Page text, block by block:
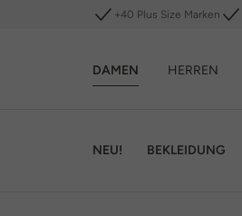
+40 Plus Size Marken
DAMEN HERREN
NEU! BEKLEIDUNG